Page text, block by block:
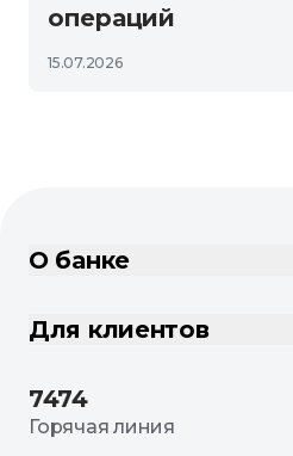
операций
15.07.2026
О банке
Для клиентов
7474
Горячая линия